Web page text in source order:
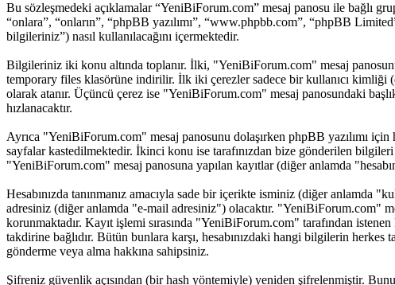
Bu sözleşmedeki açıklamalar “YeniBiForum.com” mesaj panosu ile bağlı
“onlara”, “onların”, “phpBB yazılımı”, “www.phpbb.com”, “phpBB
bilgileriniz”) nasıl kullanılacağını içermektedir.
Bilgileriniz iki konu altında toplanır. İlki, "YeniBiForum.com" mesaj panosunu
temporary files klasörüne indirilir. İlk iki çerezler sadece bir kullanıcı
olarak atanır. Üçüncü çerez ise "YeniBiForum.com" mesaj panosundaki
hızlanacaktır.
Ayrıca "YeniBiForum.com" mesaj panosunu dolaşırken phpBB yazılımı
sayfalar kastedilmektedir. İkinci konu ise tarafınızdan bize gönderilen
"YeniBiForum.com" mesaj panosuna yapılan kayıtlar (diğer anlamda
Hesabınızda tanınmanız amacıyla sade bir içerikte isminiz (diğer anlamda
adresiniz (diğer anlamda "e-mail adresiniz") olacaktır. "YeniBiForum.com"
korunmaktadır. Kayıt işlemi sırasında "YeniBiForum.com" tarafından
takdirine bağlıdır. Bütün bunlara karşı, hesabınızdaki hangi bilgilerin
gönderme veya alma hakkına sahipsiniz.
Şifreniz güvenlik açısından (bir hash yöntemiyle) yeniden şifrelenmiştir.